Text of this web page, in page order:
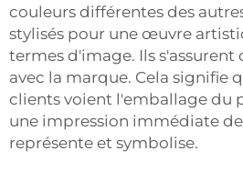
couleurs différentes des
stylisés pour une œuvre
termes d'image. Ils
avec la marque. Cela signifie
clients voient l'emballage du
une impression immédiate
représente et symbolise.